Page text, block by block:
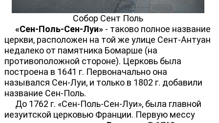
Собор Сент Поль
«Сен-Поль-Сен-Луи» - таково полное название
церкви, расположен на той же улице Сент-Антуан
недалеко от памятника Бомарше (на
противоположной стороне). Церковь была
построена в 1641 г. Первоначально она
назывался Сен-Луи, и только в 1802 г. добавили
название Сен-Поль.
До 1762 г. «Сен-Поль-Сен-Луи», была главной
иезуитской церковью Франции. Первую мессу